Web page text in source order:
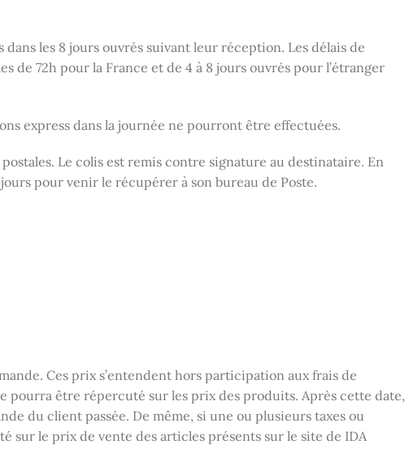
les 8 jours ouvrés suivant leur réception. Les délais de
de 72h pour la France et de 4 à 8 jours ouvrés pour l’étranger
express dans la journée ne pourront être effectuées.
Le colis est remis contre signature au destinataire. En
pour venir le récupérer à son bureau de Poste.
Ces prix s’entendent hors participation aux frais de
pourra être répercuté sur les prix des produits. Après cette date,
du client passée. De même, si une ou plusieurs taxes ou
sur le prix de vente des articles présents sur le site de IDA